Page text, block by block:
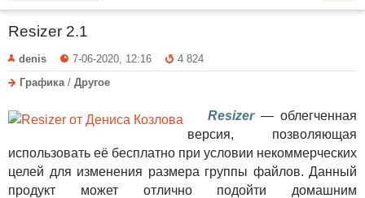
Resizer 2.1
denis 7-06-2020, 12:16
4 824
Графика/ Другое
Resizer— облегченная
версия, позволяющая
использовать её бесплатно при условии некоммерческих
целей для изменения размера группы файлов. Данный
продукт может отлично подойти домашним